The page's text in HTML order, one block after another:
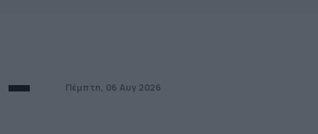
Πέμπτη, 06 Αυγ 2026